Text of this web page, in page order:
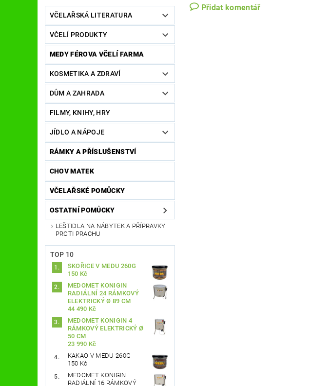
VČELAŘSKÁ LITERATURA
VČELÍ PRODUKTY
MEDY FÉROVA VČELÍ FARMA
KOSMETIKA A ZDRAVÍ
DŮM A ZAHRADA
FILMY, KNIHY, HRY
JÍDLO A NÁPOJE
RÁMKY A PŘÍSLUŠENSTVÍ
CHOV MATEK
VČELAŘSKÉ POMŮCKY
OSTATNÍ POMŮCKY
LEŠTIDLA NA NÁBYTEK A PŘÍPRAVKY
PROTI PRACHU
TOP 10
SKOŘICE V MEDU 260G
150 Kč
MEDOMET KONIGIN
RADIÁLNÍ 24 RÁMKOVÝ
ELEKTRICKÝ Ø 89 CM
44 490 Kč
MEDOMET KONIGIN 4
RÁMKOVÝ ELEKTRICKÝ Ø
50 CM
23 990 Kč
KAKAO V MEDU 260G
150 Kč
MEDOMET KONIGIN
RADIÁLNÍ 16 RÁMKOVÝ
Přidat komentář